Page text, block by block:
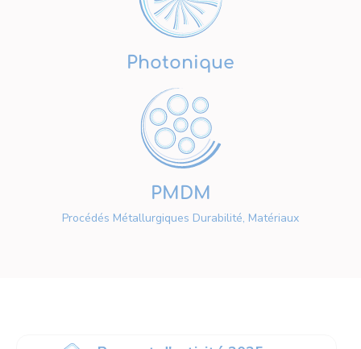
Photonique
PMDM
Procédés Métallurgiques Durabilité, Matériaux